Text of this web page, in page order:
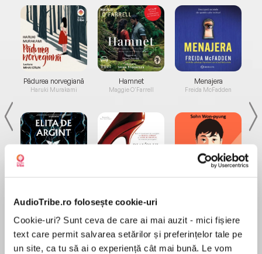
AudioTribe.ro folosește cookie-uri
Cookie-uri? Sunt ceva de care ai mai auzit - mici fișiere
text care permit salvarea setărilor și preferințelor tale pe
un site, ca tu să ai o experiență cât mai bună. Le vom
Pădurea norvegiană
Haruki Murakami
de...
Dani Francis
Hamnet
Maggie O'Farrell
la...
Lauren Weisberger
Menajera
Freida McFadden